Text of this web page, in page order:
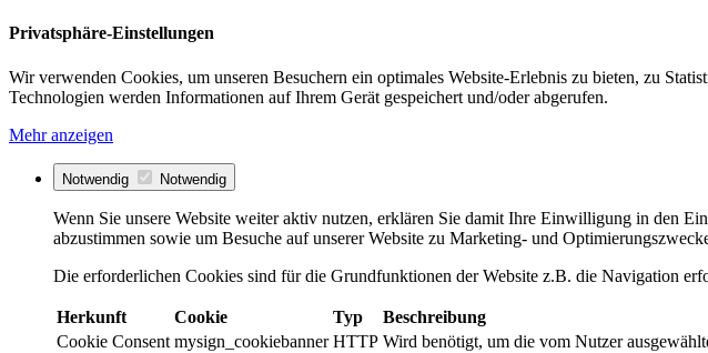
Privatsphäre-Einstellungen
Wir verwenden Cookies, um unseren Besuchern ein optimales Website-Erlebnis zu bieten, zu
Technologien werden Informationen auf Ihrem Gerät gespeichert und/oder abgerufen.
Mehr anzeigen
Notwendig Notwendig
Wenn Sie unsere Website weiter aktiv nutzen, erklären Sie damit Ihre Einwilligung in den
abzustimmen sowie um Besuche auf unserer Website zu Marketing- und
Die erforderlichen Cookies sind für die Grundfunktionen der Website z.B. die Navigation
Herkunft Cookie Typ Beschreibung
Cookie Consent mysign_cookiebanner HTTP Wird benötigt, um die vom Nutzer